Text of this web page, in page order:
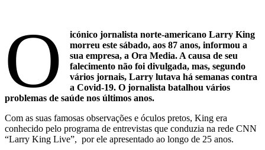
O
icónico jornalista norte-americano Larry King
morreu este sábado, aos 87 anos, informou a
sua empresa, a Ora Media. A causa de seu
falecimento não foi divulgada, mas, segundo
vários jornais, Larry lutava há semanas contra
a Covid-19. O jornalista batalhou vários
problemas de saúde nos últimos anos.
Com as suas famosas observações e óculos pretos, King era
conhecido pelo programa de entrevistas que conduzia na rede CNN
“Larry King Live”, por ele apresentado ao longo de 25 anos.